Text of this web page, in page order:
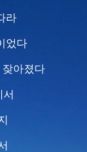
라
었다
아졌다